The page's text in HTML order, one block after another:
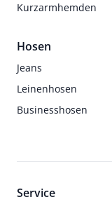
Kurzarmhemden
Hosen
Jeans
Leinenhosen
Businesshosen
Service